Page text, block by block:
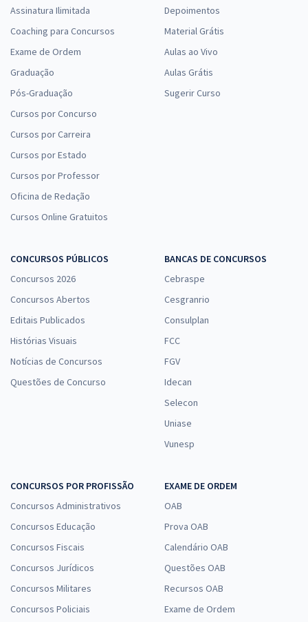
Assinatura Ilimitada
Coaching para Concursos
Exame de Ordem
Graduação
Pós-Graduação
Cursos por Concurso
Cursos por Carreira
Cursos por Estado
Cursos por Professor
Oficina de Redação
Cursos Online Gratuitos
Depoimentos
Material Grátis
Aulas ao Vivo
Aulas Grátis
Sugerir Curso
CONCURSOS PÚBLICOS
Concursos 2026
Concursos Abertos
Editais Publicados
Histórias Visuais
Notícias de Concursos
Questões de Concurso
BANCAS DE CONCURSOS
Cebraspe
Cesgranrio
Consulplan
FCC
FGV
Idecan
Selecon
Uniase
Vunesp
CONCURSOS POR PROFISSÃO
Concursos Administrativos
Concursos Educação
Concursos Fiscais
Concursos Jurídicos
Concursos Militares
Concursos Policiais
EXAME DE ORDEM
OAB
Prova OAB
Calendário OAB
Questões OAB
Recursos OAB
Exame de Ordem